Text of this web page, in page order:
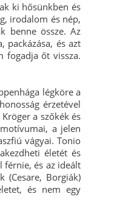
ki hősünkben és
irodalom és nép,
benne össze. Az
packázása, és azt
fogadja őt vissza.
légköre a
érzetével
a szőkék és
a jelen
vágyai. Tonio
életét és
férnie, és az ideált
Borgiák)
és nem egy